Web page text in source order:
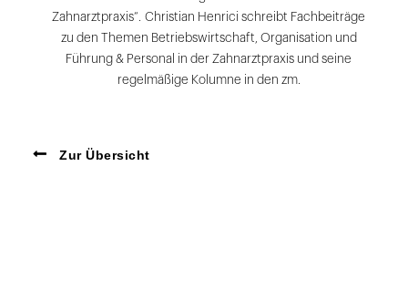
Zahnarztpraxis“. Christian Henrici schreibt Fachbeiträge
zu den Themen Betriebswirtschaft, Organisation und
Führung & Personal in der Zahnarztpraxis und seine
regelmäßige Kolumne in den zm.
Zur Übersicht